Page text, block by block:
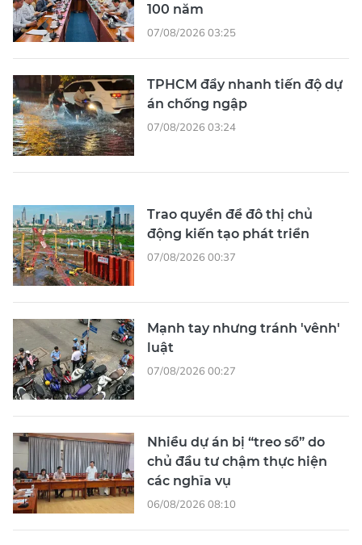
100 năm
07/08/2026 03:25
TPHCM đẩy nhanh tiến độ dự
án chống ngập
07/08/2026 03:24
Trao quyền để đô thị chủ
động kiến tạo phát triển
07/08/2026 00:37
Mạnh tay nhưng tránh 'vênh'
luật
07/08/2026 00:27
Nhiều dự án bị “treo sổ” do
chủ đầu tư chậm thực hiện
các nghĩa vụ
06/08/2026 08:10